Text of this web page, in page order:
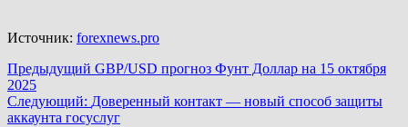
Источник: forexnews.pro
Навигация
записи
Предыдущий GBP/USD прогноз Фунт Доллар на 15 октября
2025
Следующий: Доверенный контакт — новый способ защиты
аккаунта госуслуг